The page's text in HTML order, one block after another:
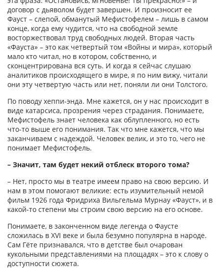
договор с дьяволом будет завершен. И произносит ее
Фауст – слепой, обманутый Мефистофелем – лишь в самом
конце, когда ему чудится, что на свободной земле
восторжествовал труд свободных людей. Вторая часть
«Фауста» – это как четвертый том «Войны и мира», который
мало кто читал, но в котором, собственно, и
сконцентрирована вся суть. И когда я сейчас слушаю
аналитиков происходящего в мире, я по ним вижу, читали
они эту четвертую часть или нет, поняли ли они Толстого.
По поводу хеппи-энда. Мне кажется, он у нас происходит в
виде катарсиса, прозрения через страдания. Понимаете,
Мефистофель знает человека как облупленного, но есть
что-то выше его понимания. Так что мне кажется, что мы
заканчиваем с надеждой. Человек велик, и это то, чего не
понимает Мефистофель.
– Значит, там будет некий отблеск второго тома?
– Нет, просто мы в театре имеем право на свою версию. И
нам в этом помогают великие: есть изумительный немой
фильм 1926 года Фридриха Вильгельма Мурнау «Фауст», и в
какой-то степени мы строим свою версию на его основе.
Понимаете, в законченном виде легенда о Фаусте
сложилась в XVI веке и была безумно популярна в народе.
Сам Гёте признавался, что в детстве был очарован
кукольными представлениями на площадях – это к слову о
доступности сюжета.